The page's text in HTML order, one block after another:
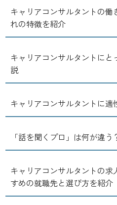
キャリアコンサルタントの
れの特徴を紹介
キャリアコンサルタントに
説
キャリアコンサルタントに適
「話を聞くプロ」は何が違
キャリアコンサルタントの
すめの就職先と選び方を紹介